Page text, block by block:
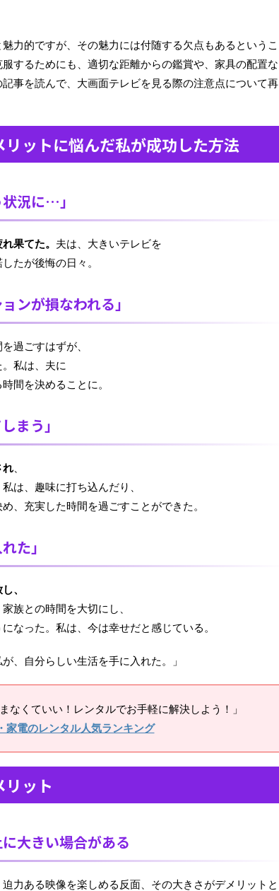
力的ですが、その魅力には付随する欠点もあるというこ
するためにも、適切な距離からの鑑賞や、家具の配置な
事を読んで、大画面テレビを見る際の注意点について再
ットに悩んだ私が成功した方法
況に…」
果てた。 夫は、大きいテレビを
たが後悔の日々。
ンが損なわれる」
過ごすはずが、
私は、夫に
間を決めることに。
まう」
れ、
は、趣味に打ち込んだり、
、充実した時間を過ごすことができた。
た」
、
族との時間を大切にし、
なった。私は、今は幸せだと感じている。
、自分らしい生活を手に入れた。」
なくていい！レンタルでお手軽に解決しよう！」
家電のレンタル人気ランキング
ット
大きい場合がある
力ある映像を楽しめる反面、その大きさがデメリットと